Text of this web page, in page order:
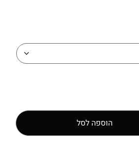
הוספה לסל